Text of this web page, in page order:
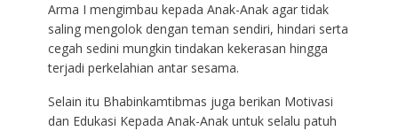
Arma I mengimbau kepada Anak-Anak agar tidak
saling mengolok dengan teman sendiri, hindari serta
cegah sedini mungkin tindakan kekerasan hingga
terjadi perkelahian antar sesama.
Selain itu Bhabinkamtibmas juga berikan Motivasi
dan Edukasi Kepada Anak-Anak untuk selalu patuh